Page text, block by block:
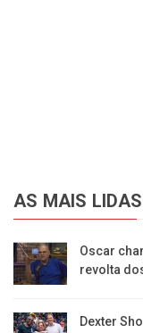
AS MAIS LIDAS
Oscar
revolta
Dexter